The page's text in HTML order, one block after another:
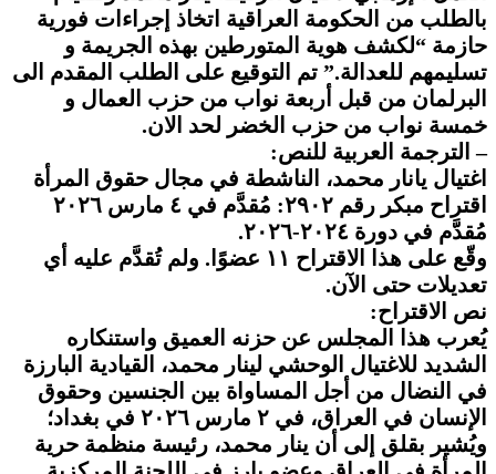
بالطلب من الحكومة العراقية اتخاذ إجراءات فورية
حازمة “لكشف هوية المتورطين بهذه الجريمة و
تسليمهم للعدالة.” تم التوقيع على الطلب المقدم الى
البرلمان من قبل أربعة نواب من حزب العمال و
خمسة نواب من حزب الخضر لحد الان.
– الترجمة العربية للنص:
اغتيال يانار محمد، الناشطة في مجال حقوق المرأة
اقتراح مبكر رقم ٢٩٠٢: مُقدَّم في ٤ مارس ٢٠٢٦
مُقدَّم في دورة ٢٠٢٤-٢٠٢٦.
وقّع على هذا الاقتراح ١١ عضوًا. ولم تُقدَّم عليه أي
تعديلات حتى الآن.
نص الاقتراح:
يُعرب هذا المجلس عن حزنه العميق واستنكاره
الشديد للاغتيال الوحشي لينار محمد، القيادية البارزة
في النضال من أجل المساواة بين الجنسين وحقوق
الإنسان في العراق، في ٢ مارس ٢٠٢٦ في بغداد؛
ويُشير بقلق إلى أن ينار محمد، رئيسة منظمة حرية